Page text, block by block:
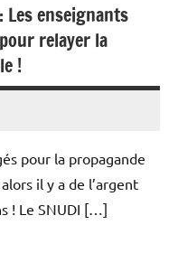
enseignants
relayer la
!
pour la propagande
il y a de l’argent
! Le SNUDI […]